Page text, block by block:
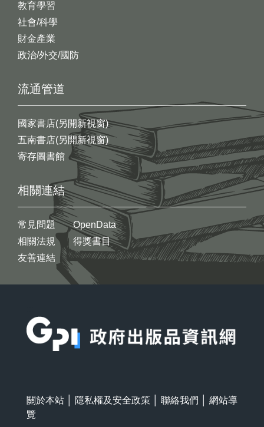
教育學習
社會/科學
財金產業
政治/外交/國防
流通管道
國家書店(另開新視窗)
五南書店(另開新視窗)
寄存圖書館
相關連結
常見問題
相關法規
友善連結
OpenData
得獎書目
關於本站 隱私權及安全政策 聯絡我們
網站導
覽